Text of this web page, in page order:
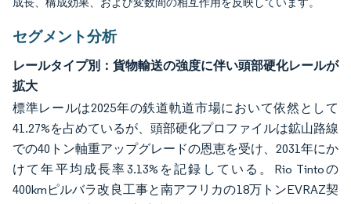
成長、構成効果、および変数間の相互作用を反映しています。
セグメント分析
レールタイプ別：貨物輸送の強度に伴い頭部硬化レールが
拡大
標準レールは2025年の鉄道軌道市場において依然として
41.27%を占めているが、頭部硬化プロファイルは鉱山路線
での40トン軸重アップグレードの恩恵を受け、2031年にか
けて年平均成長率3.13%を記録している。Rio Tintoの
400kmピルバラ改良工事と南アフリカの18万トンEVRAZ契